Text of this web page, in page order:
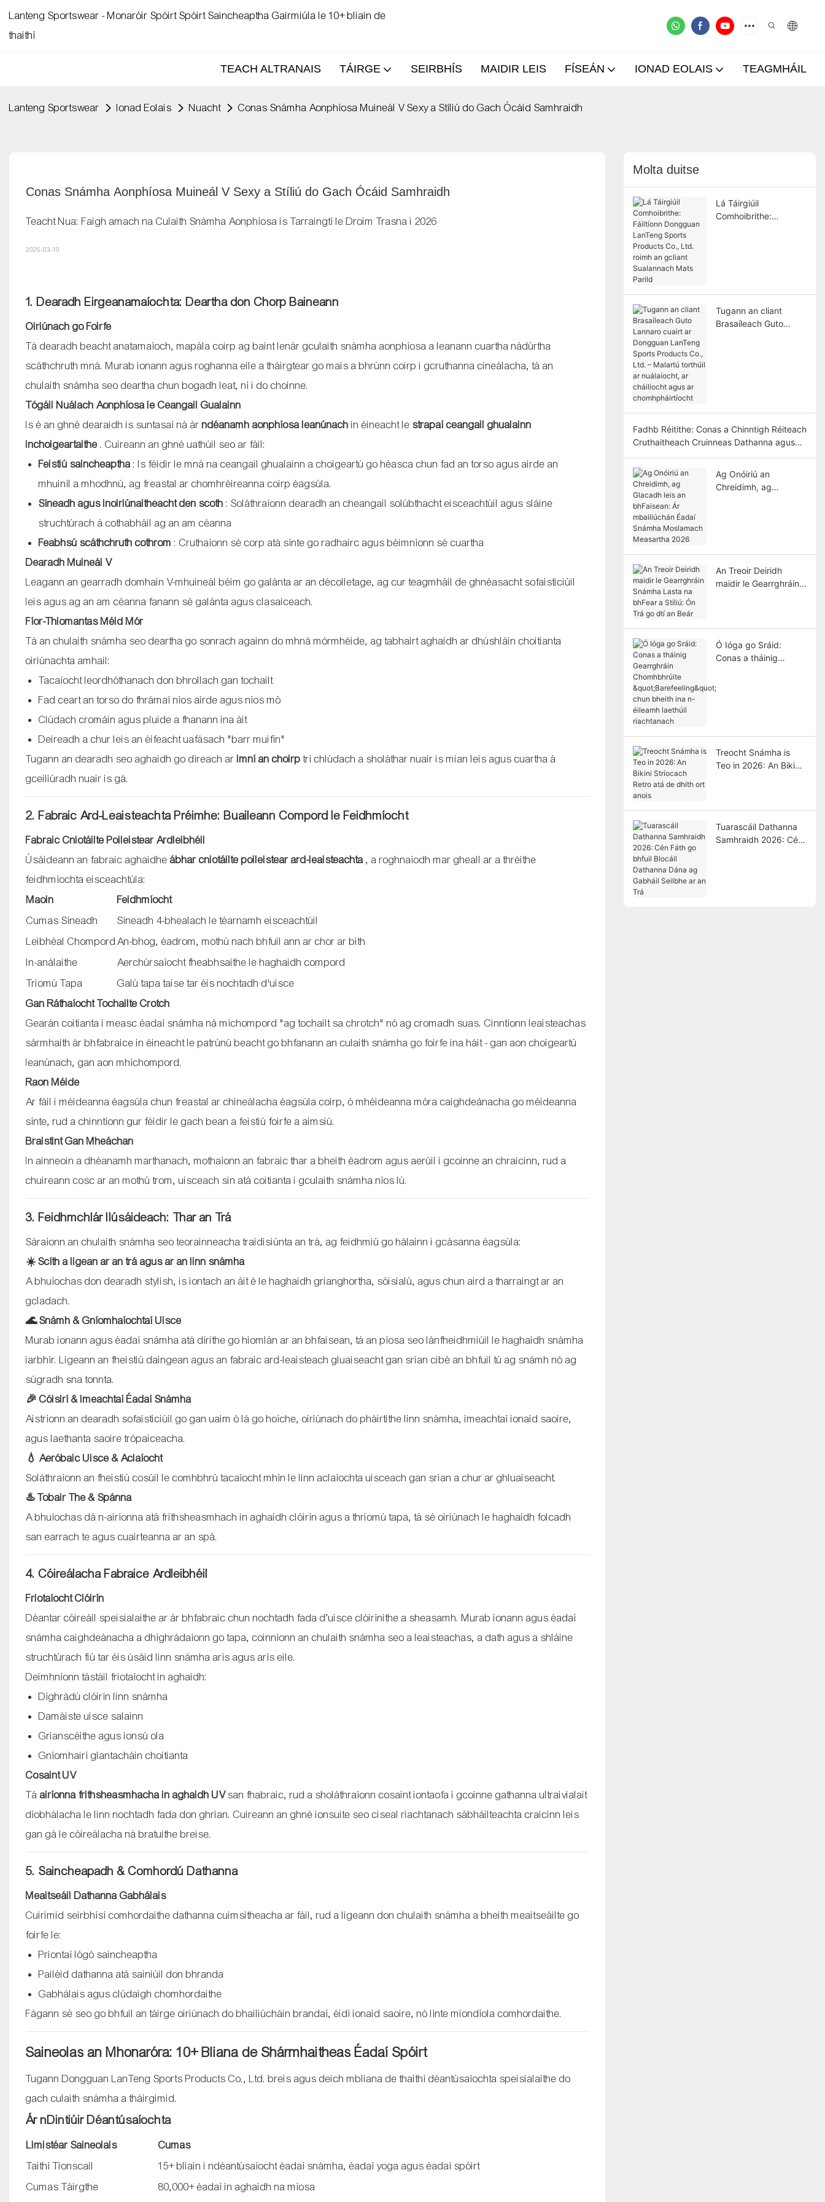
Lanteng Sportswear - Monaróir Spóirt Spóirt Saincheaptha Gairmiúla le 10+ bliain de
thaithí
TEACH ALTRANAIS TÁIRGE SEIRBHÍS MAIDIR LEIS FÍSEÁN IONAD EOLAIS TEAGMHÁIL
Lanteng Sportswear Ionad Eolais Nuacht Conas Snámha Aonphíosa Muineál V Sexy a Stíliú do Gach Ócáid Samhraidh
Conas Snámha Aonphíosa Muineál V Sexy a Stíliú do Gach Ócáid Samhraidh
Teacht Nua: Faigh amach na Culaith Snámha Aonphíosa is Tarraingtí le Droim Trasna i 2026
2026-03-10
1. Dearadh Eirgeanamaíochta: Deartha don Chorp Baineann
Oiriúnach go Foirfe
Tá dearadh beacht anatamaíoch, mapála coirp ag baint lenár gculaith snámha aonphíosa a leanann cuartha nádúrtha
scáthchruth mná. Murab ionann agus roghanna eile a tháirgtear go mais a bhrúnn coirp i gcruthanna cineálacha, tá an
chulaith snámha seo deartha chun bogadh leat, ní i do choinne.
Tógáil Nuálach Aonphíosa le Ceangail Gualainn
Is é an ghné dearaidh is suntasaí ná árndéanamh aonphíosa leanúnachin éineacht le strapaí ceangail ghualainn
inchoigeartaithe. Cuireann an ghné uathúil seo ar fáil:
Feistiú saincheaptha: Is féidir le mná na ceangail ghualainn a choigeartú go héasca chun fad an torso agus airde an
mhuiníl a mhodhnú, ag freastal ar chomhréireanna coirp éagsúla.
Síneadh agus inoiriúnaitheacht den scoth: Soláthraíonn dearadh an cheangail solúbthacht eisceachtúil agus sláine
struchtúrach á cothabháil ag an am céanna
Feabhsú scáthchruth cothrom : Cruthaíonn sé corp atá sínte go radhairc agus béimníonn sé cuartha
Dearadh Muineál V
Leagann an gearradh domhain V-mhuineál béim go galánta ar an décolletage, ag cur teagmháil de ghnéasacht sofaisticiúil
leis agus ag an am céanna fanann sé galánta agus clasaiceach.
Fíor-Thiomantas Méid Mór
Tá an chulaith snámha seo deartha go sonrach againn do mhná mórmhéide, ag tabhairt aghaidh ar dhúshláin choitianta
oiriúnachta amhail:
Tacaíocht leordhóthanach don bhrollach gan tochailt
Fad ceart an torso do fhrámaí níos airde agus níos mó
Clúdach cromáin agus pluide a fhanann ina áit
Deireadh a chur leis an éifeacht uafásach "barr muifín"
Tugann an dearadh seo aghaidh go díreach arimní an choirptrí chlúdach a sholáthar nuair is mian leis agus cuartha á
gceiliúradh nuair is gá.
2. Fabraic Ard-Leaisteachta Préimhe: Buaileann Compord le Feidhmíocht
Fabraic Cniotáilte Poileistear Ardleibhéil
Úsáideann an fabraic aghaidhe ábhar cniotáilte poileistear ard-leaisteachta, a roghnaíodh mar gheall ar a thréithe
feidhmíochta eisceachtúla:
Maoin
Feidhmíocht
Cumas Síneadh
Síneadh 4-bhealach le téarnamh eisceachtúil
Leibhéal ChompordAn-bhog, éadrom, mothú nach bhfuil ann ar chor ar bith
In-análaithe
Aerchúrsaíocht fheabhsaithe le haghaidh compord
Triomú Tapa
Galú tapa taise tar éis nochtadh d'uisce
Gan Ráthaíocht Tochailte Crotch
Gearán coitianta i measc éadaí snámha ná míchompord "ag tochailt sa chrotch" nó ag cromadh suas. Cinntíonn leaisteachas
sármhaith ár bhfabraice in éineacht le patrúnú beacht go bhfanann an culaith snámha go foirfe ina háit - gan aon choigeartú
leanúnach, gan aon mhíchompord.
Raon Méide
Ar fáil i méideanna éagsúla chun freastal ar chineálacha éagsúla coirp, ó mhéideanna móra caighdeánacha go méideanna
sínte, rud a chinntíonn gur féidir le gach bean a feistiú foirfe a aimsiú.
Braistint Gan Mheáchan
In ainneoin a dhéanamh marthanach, mothaíonn an fabraic thar a bheith éadrom agus aerúil i gcoinne an chraicinn, rud a
chuireann cosc ​​​​ar an mothú trom, uisceach sin atá coitianta i gculaith snámha níos lú.
3. Feidhmchlár Ilúsáideach: Thar an Trá
Sáraíonn an chulaith snámha seo teorainneacha traidisiúnta an trá, ag feidhmiú go hálainn i gcásanna éagsúla:
☀️ Scíth a ligean ar an trá agus ar an linn snámha
A bhuíochas don dearadh stylish, is iontach an áit é le haghaidh grianghortha, sóisialú, agus chun aird a tharraingt ar an
gcladach.
🌊 Snámh & Gníomhaíochtaí Uisce
Murab ionann agus éadaí snámha atá dírithe go hiomlán ar an bhfaisean, tá an píosa seo lánfheidhmiúil le haghaidh snámha
iarbhír. Ligeann an fheistiú daingean agus an fabraic ard-leaisteach gluaiseacht gan srian cibé an bhfuil tú ag snámh nó ag
súgradh sna tonnta.
🎉 Cóisirí & Imeachtaí Éadaí Snámha
Aistríonn an dearadh sofaisticiúil go gan uaim ó lá go hoíche, oiriúnach do pháirtithe linn snámha, imeachtaí ionaid saoire,
agus laethanta saoire trópaiceacha.
💧 Aeróbaic Uisce & Aclaíocht
Soláthraíonn an fheistiú cosúil le comhbhrú tacaíocht mhín le linn aclaíochta uisceach gan srian a chur ar ghluaiseacht.
♨️ Tobair The & Spánna
A bhuíochas dá n-airíonna atá frithsheasmhach in aghaidh clóirín agus a thriomú tapa, tá sé oiriúnach le haghaidh folcadh
san earrach te agus cuairteanna ar an spá.
4. Cóireálacha Fabraice Ardleibhéil
Friotaíocht Clóirín
Déantar cóireáil speisialaithe ar ár bhfabraic chun nochtadh fada d’uisce clóirínithe a sheasamh. Murab ionann agus éadaí
snámha caighdeánacha a dhíghrádaíonn go tapa, coinníonn an chulaith snámha seo a leaisteachas, a dath agus a shláine
struchtúrach fiú tar éis úsáid linn snámha arís agus arís eile.
Deimhníonn tástáil friotaíocht in aghaidh:
Díghrádú clóirín linn snámha
Damáiste uisce salainn
Grianscéithe agus ionsú ola
Gníomhairí glantacháin choitianta
Cosaint UV
Tá airíonna frithsheasmhacha in aghaidh UVsan fhabraic, rud a sholáthraíonn cosaint iontaofa i gcoinne gathanna ultraivialait
díobhálacha le linn nochtadh fada don ghrian. Cuireann an ghné ionsuite seo ciseal riachtanach sábháilteachta craicinn leis
gan gá le cóireálacha ná bratuithe breise.
5. Saincheapadh & Comhordú Dathanna
Meaitseáil Dathanna Gabhálais
Cuirimid seirbhísí comhordaithe dathanna cuimsitheacha ar fáil, rud a ligeann don chulaith snámha a bheith meaitseáilte go
foirfe le:
Priontaí lógó saincheaptha
Pailéid dathanna atá sainiúil don bhranda
Gabhálais agus clúdaigh chomhordaithe
Fágann sé seo go bhfuil an táirge oiriúnach do bhailiúcháin brandaí, éidí ionaid saoire, nó línte miondíola comhordaithe.
Saineolas an Mhonaróra: 10+ Bliana de Shármhaitheas Éadaí Spóirt
Tugann Dongguan LanTeng Sports Products Co., Ltd. breis agus deich mbliana de thaithí déantúsaíochta speisialaithe do
gach culaith snámha a tháirgimid.
Ár nDintiúir Déantúsaíochta
Limistéar Saineolais
Cumas
Taithí Tionscail
15+ bliain i ndéantúsaíocht éadaí snámha, éadaí yoga agus éadaí spóirt
Cumas Táirgthe
80,000+ éadaí in aghaidh na míosa
Molta duitse
Lá Táirgiúil
Comhoibrithe:
Parild
Tugann an cliant
Brasaíleach Guto
chomhpháirtíocht
Fadhb Réitithe: Conas a Chinntigh Réiteach
Cruthaitheach Cruinneas Dathanna agus
Ag Onóiriú an
Chreidimh, ag
An Treoir Deiridh
maidir le Gearrghráin
Ó Ióga go Sráid:
Conas a tháinig
Treocht Snámha is
Teo in 2026: An Bikini
Tuarascáil Dathanna
Samhraidh 2026: Cén